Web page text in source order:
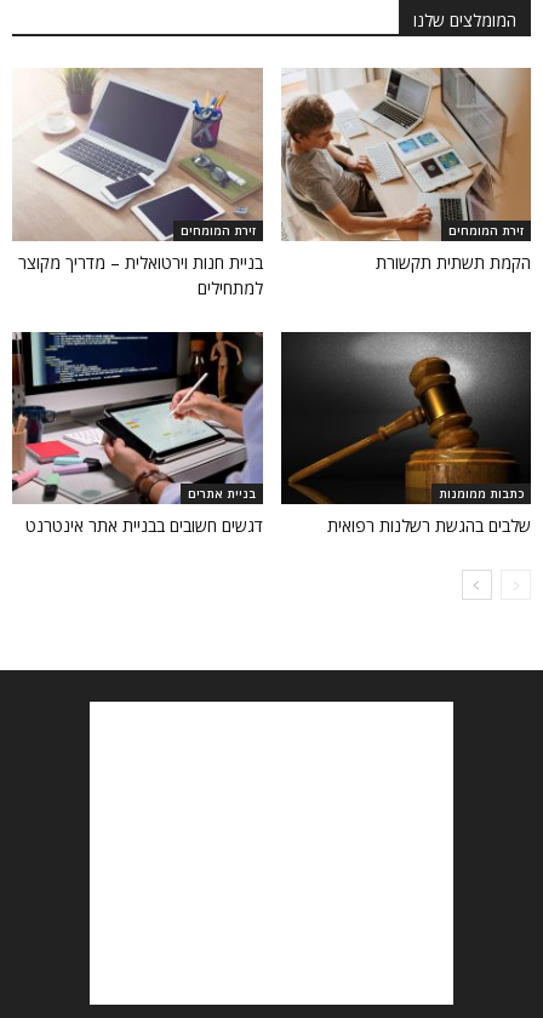
המומלצים שלנו
זירת המומחים
הקמת תשתית תקשורת
זירת המומחים
בניית חנות וירטואלית – מדריך מקוצר
למתחילים
כתבות ממומנות
שלבים בהגשת רשלנות רפואית
בניית אתרים
דגשים חשובים בבניית אתר אינטרנט